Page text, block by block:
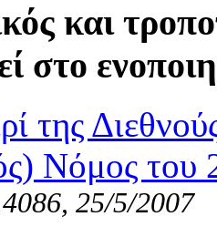
και
στο
της
Νόμος
25/5/2007